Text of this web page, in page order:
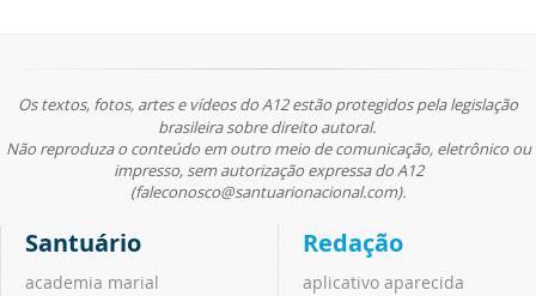
Os textos, fotos, artes e vídeos do A12 estão protegidos pela legislação
brasileira sobre direito autoral.
Não reproduza o conteúdo em outro meio de comunicação, eletrônico ou
impresso, sem autorização expressa do A12
(faleconosco@santuarionacional.com).
Santuário
academia marial
Redação
aplicativo aparecida